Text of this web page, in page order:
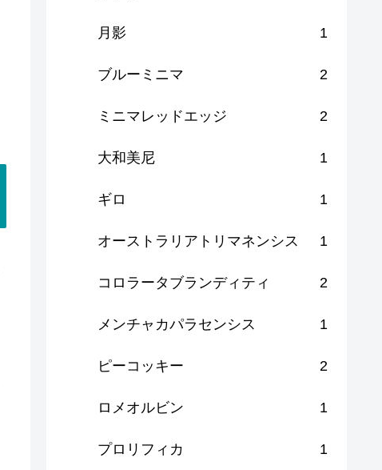
月影 1
ブルーミニマ 2
ミニマレッドエッジ 2
大和美尼 1
ギロ 1
オーストラリアトリマネンシス 1
コロラータブランディティ 2
メンチャカパラセンシス 1
ピーコッキー 2
ロメオルビン 1
プロリフィカ 1